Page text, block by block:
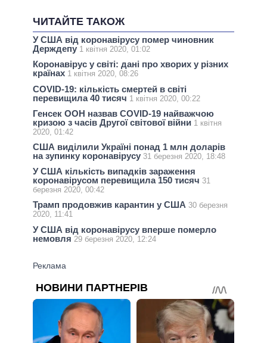
ЧИТАЙТЕ ТАКОЖ
У США від коронавірусу помер чиновник
Держдепу 1 квітня 2020, 01:02
Коронавірус у світі: дані про хворих у різних
країнах 1 квітня 2020, 08:26
COVID-19: кількість смертей в світі
перевищила 40 тисяч 1 квітня 2020, 00:22
Генсек ООН назвав COVID-19 найважчою
кризою з часів Другої світової війни 1 квітня
2020, 01:42
США виділили Україні понад 1 млн доларів
на зупинку коронавірусу 31 березня 2020, 18:48
У США кількість випадків зараження
коронавірусом перевищила 150 тисяч 31
березня 2020, 00:42
Трамп продовжив карантин у США 30 березня
2020, 11:41
У США від коронавірусу вперше померло
немовля 29 березня 2020, 12:24